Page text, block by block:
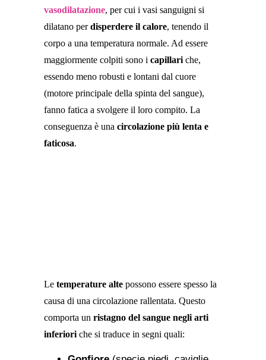
vasodilatazione, per cui i vasi sanguigni si
dilatano perdisperdere il calore, tenendo il
corpo a una temperatura normale. Ad essere
maggiormente colpiti sono i capillari che,
essendo meno robusti e lontani dal cuore
(motore principale della spinta del sangue),
fanno fatica a svolgere il loro compito. La
conseguenza è una circolazione più lenta e
faticosa.
Le temperature alte possono essere spesso la
causa di una circolazione rallentata. Questo
comporta un ristagno del sangue negli arti
inferiori che si traduce in segni quali: